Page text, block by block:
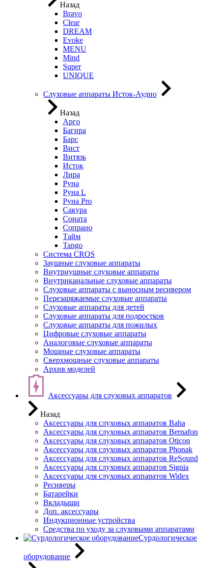
Назад
Bravo
Clear
DREAM
Evoke
MENU
Mind
Super
UNIQUE
Слуховые аппараты Исток-Аудио
Назад
Арго
Багира
Барс
Вист
Витязь
Исток
Лира
Руна
Руна L
Руна Pro
Сакура
Соната
Сопрано
Тайм
Tango
Система CROS
Заушные слуховые аппараты
Внутриушные слуховые аппараты
Внутриканальные слуховые аппараты
Слуховые аппараты с выносным ресивером
Перезаряжаемые слуховые аппараты
Слуховые аппараты для детей
Слуховые аппараты для подростков
Слуховые аппараты для пожилых
Цифровые слуховые аппараты
Аналоговые слуховые аппараты
Мощные слуховые аппараты
Сверхмощные слуховые аппараты
Архив моделей
Аксессуары для слуховых аппаратов
Назад
Аксессуары для слуховых аппаратов Baha
Аксессуары для слуховых аппаратов Bernafon
Аксессуары для слуховых аппаратов Oticon
Аксессуары для слуховых аппаратов Phonak
Аксессуары для слуховых аппаратов ReSound
Аксессуары для слуховых аппаратов Signia
Аксессуары для слуховых аппаратов Widex
Ресиверы
Батарейки
Вкладыши
Доп. аксессуары
Индукционные устройства
Средства по уходу за слуховыми аппаратами
Сурдологическое
оборудование